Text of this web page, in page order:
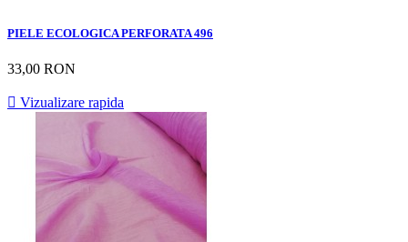
PIELE ECOLOGICA PERFORATA 496
33,00 RON
 Vizualizare rapida